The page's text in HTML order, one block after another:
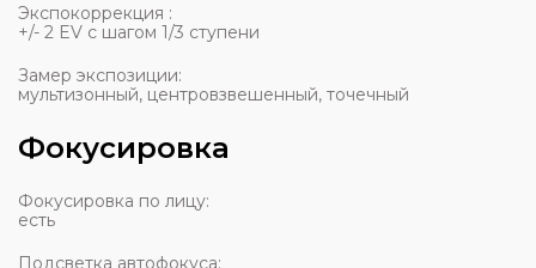
Экспокоррекция :
+/- 2 EV с шагом 1/3 ступени
Замер экспозиции:
мультизонный, центровзвешенный, точечный
Фокусировка
Фокусировка по лицу:
есть
Подсветка автофокуса: